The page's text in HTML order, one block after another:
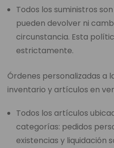
Todos los suministros
pueden devolver ni
circunstancia. Esta
estrictamente.
Órdenes personalizadas a
inventario y artículos en
Todos los artículos
categorías: pedidos
existencias y liquidación